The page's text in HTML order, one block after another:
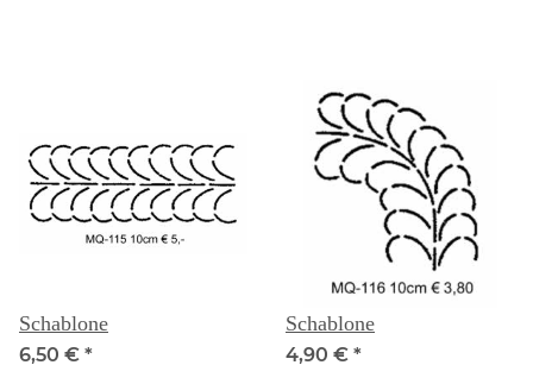
Schablone
6,50 € *
Schablone
4,90 € *